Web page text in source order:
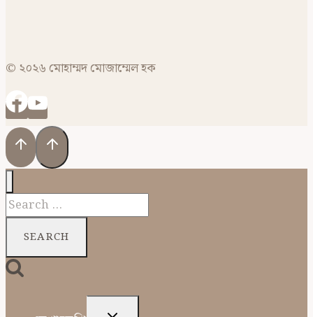
© ২০২৬ মোহাম্মদ মোজাম্মেল হক
Search
for: